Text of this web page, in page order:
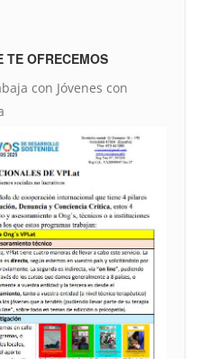
TE OFRECEMOS
con Jóvenes con